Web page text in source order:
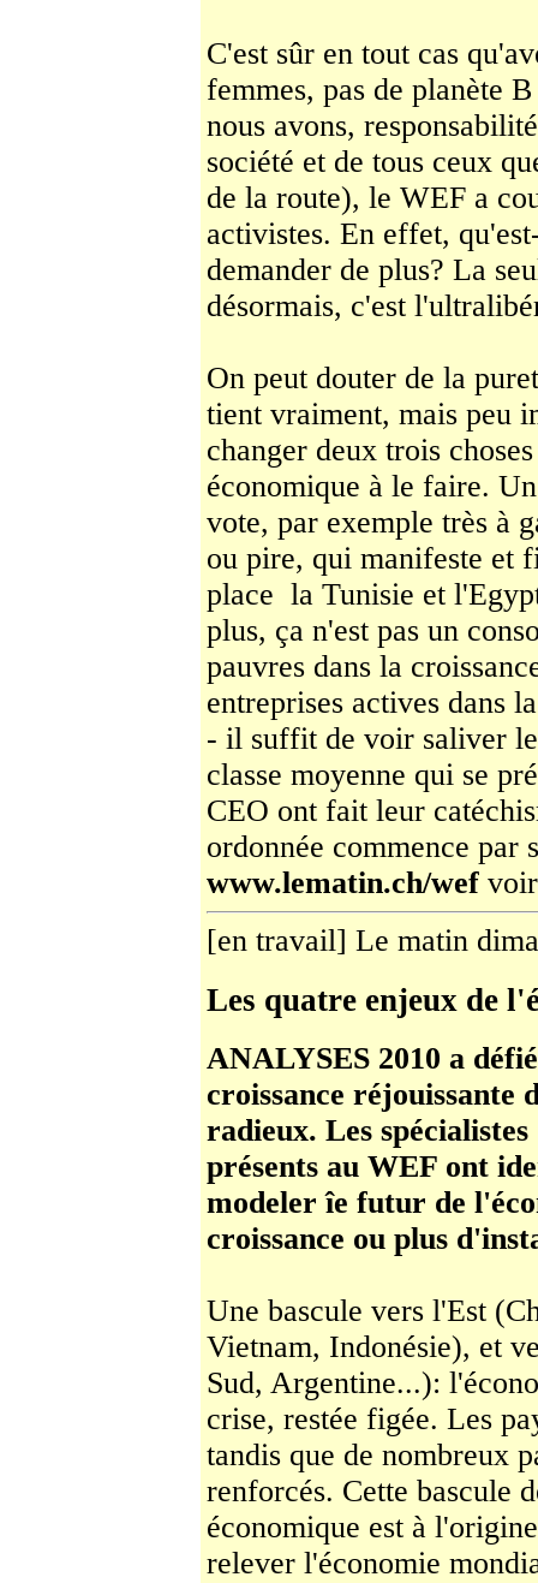
C'est sûr en tout cas
femmes, pas de planète
nous avons,
société et de tous ceux
de la route), le WEF a
activistes. En effet,
demander de plus? La
désormais, c'est
On peut douter de la
tient vraiment, mais peu
changer deux trois
économique à le faire.
vote, par exemple très à
ou pire, qui manifeste et
place ­ la Tunisie et
plus, ça n'est pas un
pauvres dans la
entreprises actives dans
- il suffit de voir saliver
classe moyenne qui se
CEO ont fait leur
ordonnée commence par
www.lematin.ch/wef
[en travail] Le matin
Les quatre enjeux de
ANALYSES 2010 a
croissance réjouissante
radieux. Les
présents au WEF ont
modeler îe futur de
croissance ou plus
Une bascule vers l'Est
Vietnam, Indoné­sie), et
Sud, Argentine...):
crise, restée figée. Les
tandis que de nombreux
renforcés. Cette bascule
économique est à
relever l'économie